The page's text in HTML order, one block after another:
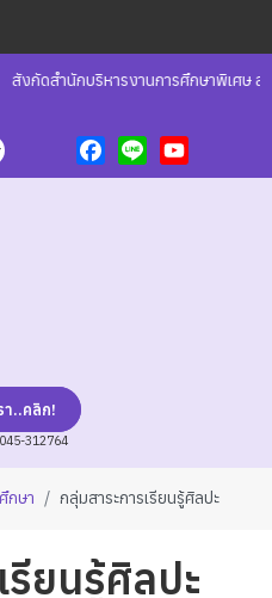
สังกัดสำนักบริหารงานการศึกษาพิเศษ ส
Facebook
Line YouTube
า..คลิก!
045-312764
กษา กลุ่มสาระการเรียนรู้ศิลปะ
รียนรู้ศิลปะ